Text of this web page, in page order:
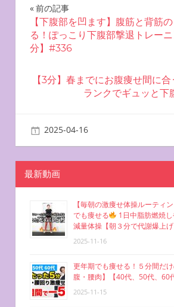
投
稿
ナ
ビ
ー
シ
ョ
ン
前の記事
【下腹部を凹ます】腹筋と背筋
る！ぽっこり下腹部撃退トレー
分】#336
【3分】春までにお腹痩せ間に
ランクでギュッと下
2025-04-16
最新動画
【毎朝の激痩せ体操ルーティ
でも痩せる
1日中脂肪燃焼
減量体操【朝３分で代謝爆上げ
2025-11-16
更年期でも痩せる！５分間だ
腹・腰肉】【40代、50代、60
2025-11-15